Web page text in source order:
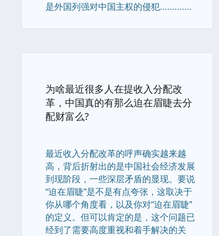
是外国列强对中国主权的侵犯.............
为啥最近很多人在提收入分配改
革，中国真的有那么迫在眉睫去分
配财富么?
最近收入分配改革的呼声确实越来越
高，背后折射出的是中国社会经济发展
到现阶段，一些深层矛盾的显现。要说
“迫在眉睫”是不是有点夸张，这取决于
你从哪个角度看，以及你对“迫在眉睫”
的定义。但可以肯定的是，这个问题已
经到了需要高度重视和着手解决的关